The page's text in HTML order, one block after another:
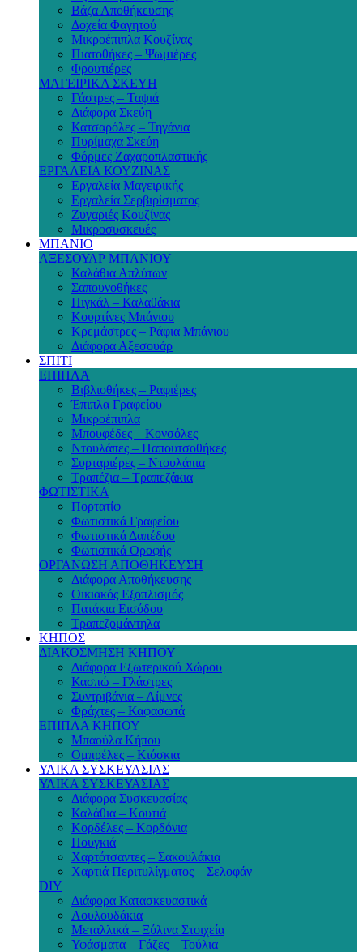
Βάζα Αποθήκευσης
Δοχεία Φαγητού
Μικροέπιπλα Κουζίνας
Πιατοθήκες – Ψωμιέρες
Φρουτιέρες
ΜΑΓΕΙΡΙΚΑ ΣΚΕΥΗ
Γάστρες – Ταψιά
Διάφορα Σκεύη
Κατσαρόλες – Τηγάνια
Πυρίμαχα Σκεύη
Φόρμες Ζαχαροπλαστικής
ΕΡΓΑΛΕΙΑ ΚΟΥΖΙΝΑΣ
Εργαλεία Μαγειρικής
Εργαλεία Σερβιρίσματος
Ζυγαριές Κουζίνας
Μικροσυσκευές
ΜΠΑΝΙΟ
ΑΞΕΣΟΥΑΡ ΜΠΑΝΙΟΥ
Καλάθια Απλύτων
Σαπουνοθήκες
Πιγκάλ – Καλαθάκια
Κουρτίνες Μπάνιου
Κρεμάστρες – Ράφια Μπάνιου
Διάφορα Αξεσουάρ
ΣΠΙΤΙ
ΕΠΙΠΛΑ
Βιβλιοθήκες – Ραφιέρες
Έπιπλα Γραφείου
Μικροέπιπλα
Μπουφέδες – Κονσόλες
Ντουλάπες – Παπουτσοθήκες
Συρταριέρες – Ντουλάπια
Τραπέζια – Τραπεζάκια
ΦΩΤΙΣΤΙΚΑ
Πορτατίφ
Φωτιστικά Γραφείου
Φωτιστικά Δαπέδου
Φωτιστικά Οροφής
ΟΡΓΑΝΩΣΗ ΑΠΟΘΗΚΕΥΣΗ
Διάφορα Αποθήκευσης
Οικιακός Εξοπλισμός
Πατάκια Εισόδου
Τραπεζομάντηλα
ΚΗΠΟΣ
ΔΙΑΚΟΣΜΗΣΗ ΚΗΠΟΥ
Διάφορα Εξωτερικού Χώρου
Κασπώ – Γλάστρες
Συντριβάνια – Λίμνες
Φράχτες – Καφασωτά
ΕΠΙΠΛΑ ΚΗΠΟΥ
Μπαούλα Κήπου
Ομπρέλες – Κιόσκια
ΥΛΙΚΑ ΣΥΣΚΕΥΑΣΙΑΣ
ΥΛΙΚΑ ΣΥΣΚΕΥΑΣΙΑΣ
Διάφορα Συσκευασίας
Καλάθια – Κουτιά
Κορδέλες – Κορδόνια
Πουγκιά
Χαρτότσαντες – Σακουλάκια
Χαρτιά Περιτυλίγματος – Σελοφάν
DIY
Διάφορα Κατασκευαστικά
Λουλουδάκια
Μεταλλικά – Ξύλινα Στοιχεία
Υφάσματα – Γάζες – Τούλια